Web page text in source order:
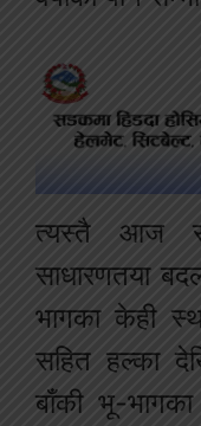
त्यस्तै आज
साधारणतया
भागका केही
सहित हल्का
बाँकी भू-